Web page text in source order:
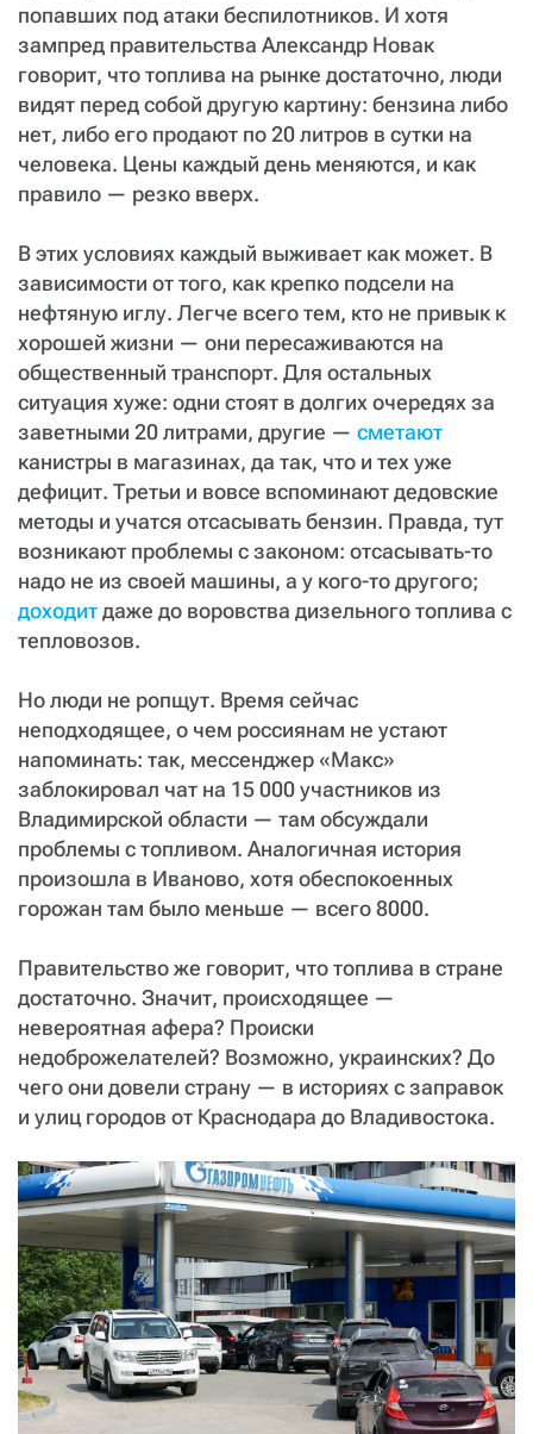
попавших под атаки беспилотников. И хотя
зампред правительства Александр Новак
говорит, что топлива на рынке достаточно, люди
видят перед собой другую картину: бензина либо
нет, либо его продают по 20 литров в сутки на
человека. Цены каждый день меняются, и как
правило — резко вверх.
В этих условиях каждый выживает как может. В
зависимости от того, как крепко подсели на
нефтяную иглу. Легче всего тем, кто не привык к
хорошей жизни — они пересаживаются на
общественный транспорт. Для остальных
ситуация хуже: одни стоят в долгих очередях за
заветными 20 литрами, другие — сметают
канистры в магазинах, да так, что и тех уже
дефицит. Третьи и вовсе вспоминают дедовские
методы и учатся отсасывать бензин. Правда, тут
возникают проблемы с законом: отсасывать-то
надо не из своей машины, а у кого-то другого;
доходитдаже до воровства дизельного топлива с
тепловозов.
Но люди не ропщут. Время сейчас
неподходящее, о чем россиянам не устают
напоминать: так, мессенджер «Макс»
заблокировал чат на 15 000 участников из
Владимирской области — там обсуждали
проблемы с топливом. Аналогичная история
произошла в Иваново, хотя обеспокоенных
горожан там было меньше — всего 8000.
Правительство же говорит, что топлива в стране
достаточно. Значит, происходящее —
невероятная афера? Происки
недоброжелателей? Возможно, украинских? До
чего они довели страну — в историях с заправок
и улиц городов от Краснодара до Владивостока.